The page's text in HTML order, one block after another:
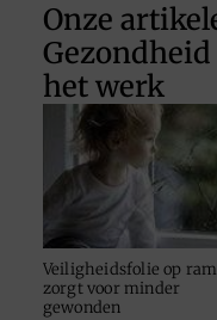
Onze
het werk
Veiligheidsfolie op
zorgt voor minder
gewonden